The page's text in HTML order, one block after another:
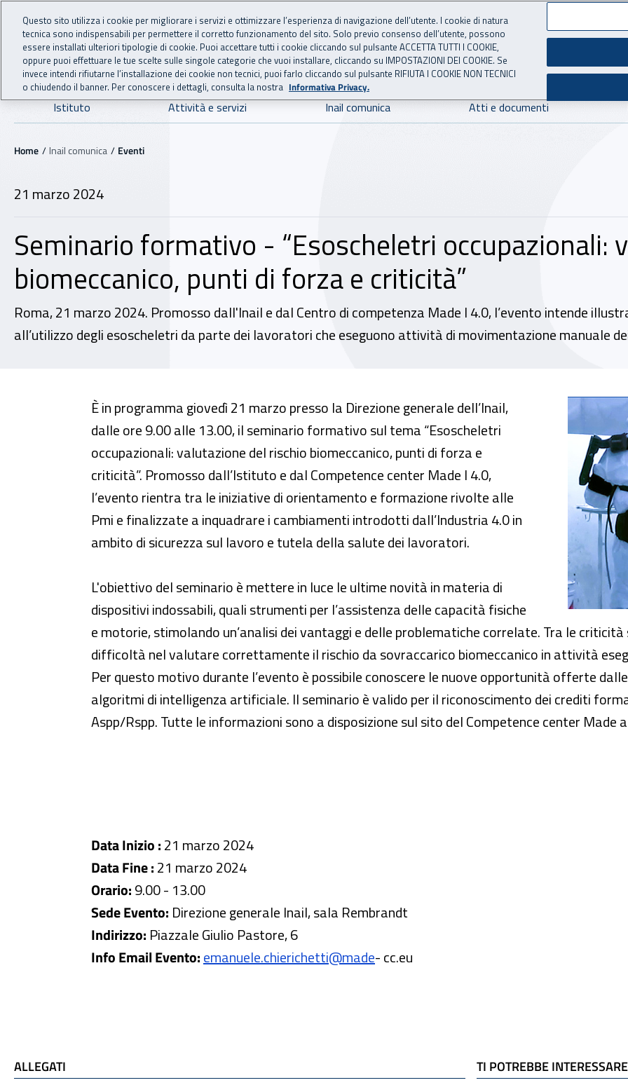
Vai al menu principale
Vai al contenuto principale
INAIL - Istituto Nazionale per l'Assicurazione
Navigazione principale
Istituto Attività e servizi Inail comunica Atti e documenti
Navigazione - Ti trovi in:
Home Inail comunica Eventi
21 marzo 2024
Seminario formativo - “Esoscheletri occupazionali:
biomeccanico, punti di forza e criticità”
Roma, 21 marzo 2024. Promosso dall'Inail e dal Centro di competenza Made I 4.0, l’evento intende
all’utilizzo degli esoscheletri da parte dei lavoratori che eseguono attività di movimentazione manuale
Seminario formativo - “Esoscheletri occupazionali: valutazione del rischio
È in programma giovedì 21 marzo presso la Direzione generale dell’Inail,
dalle ore 9.00 alle 13.00, il seminario formativo sul tema “Esoscheletri
occupazionali: valutazione del rischio biomeccanico, punti di forza e
criticità”. Promosso dall’Istituto e dal Competence center Made I 4.0,
l’evento rientra tra le iniziative di orientamento e formazione rivolte alle
Pmi e finalizzate a inquadrare i cambiamenti introdotti dall’Industria 4.0 in
ambito di sicurezza sul lavoro e tutela della salute dei lavoratori.
L'obiettivo del seminario è mettere in luce le ultime novità in materia di
dispositivi indossabili, quali strumenti per l’assistenza delle capacità fisiche
e motorie, stimolando un’analisi dei vantaggi e delle problematiche correlate. Tra le
difficoltà nel valutare correttamente il rischio da sovraccarico biomeccanico in attività
Per questo motivo durante l’evento è possibile conoscere le nuove opportunità offerte
algoritmi di intelligenza artificiale. Il seminario è valido per il riconoscimento dei crediti
Aspp/Rspp. Tutte le informazioni sono a disposizione sul sito del Competence center Made
Data Inizio :21 marzo 2024
Data Fine :21 marzo 2024
Orario:9.00 - 13.00
Sede Evento: Direzione generale Inail, sala Rembrandt
Indirizzo: Piazzale Giulio Pastore, 6
Info Email Evento:emanuele.chierichetti@made-cc.eu
ALLEGATI e TI POTREBBE INTERESSARE
ALLEGATI TI POTREBBE INTERESSARE
Questo sito utilizza i cookie per migliorare i servizi e ottimizzare l’esperienza di navigazione dell’utente. I cookie di natura
tecnica sono indispensabili per permettere il corretto funzionamento del sito. Solo previo consenso dell’utente, possono
essere installati ulteriori tipologie di cookie. Puoi accettare tutti i cookie cliccando sul pulsante ACCETTA TUTTI I COOKIE,
oppure puoi effettuare le tue scelte sulle singole categorie che vuoi installare, cliccando su IMPOSTAZIONI DEI COOKIE. Se
invece intendi rifiutarne l’installazione dei cookie non tecnici, puoi farlo cliccando sul pulsante RIFIUTA I COOKIE NON TECNICI
o chiudendo il banner. Per conoscere i dettagli, consulta la nostra Informativa Privacy.